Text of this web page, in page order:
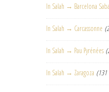
In Salah → Barcelona
In Salah → Carcassonne
In Salah → Pau Pyrénées
In Salah → Zaragoza